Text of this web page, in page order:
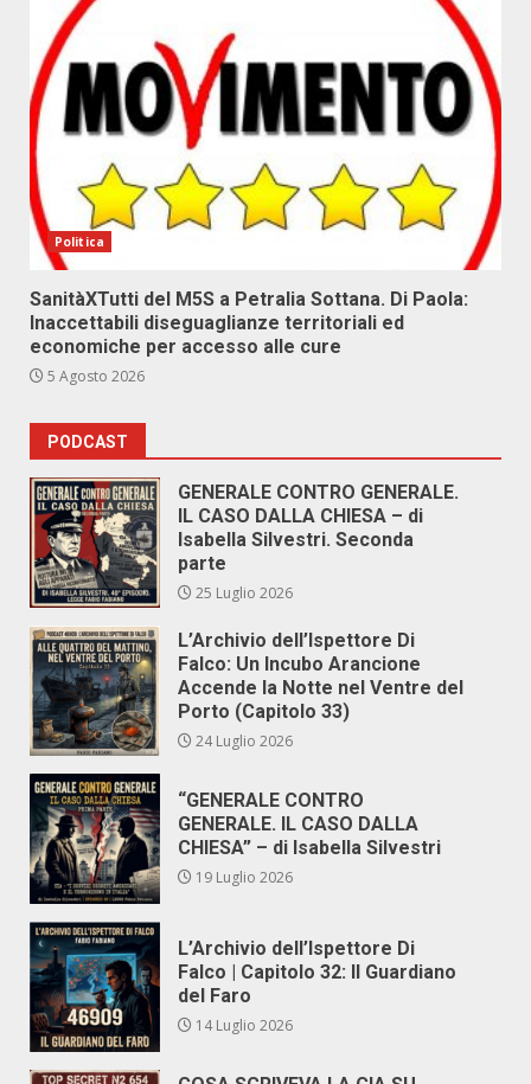
Politica
SanitàXTutti del M5S a Petralia Sottana. Di Paola:
Inaccettabili diseguaglianze territoriali ed
economiche per accesso alle cure
5 Agosto 2026
PODCAST
GENERALE CONTRO GENERALE.
IL CASO DALLA CHIESA – di
Isabella Silvestri. Seconda
parte
25 Luglio 2026
L’Archivio dell’Ispettore Di
Falco: Un Incubo Arancione
Accende la Notte nel Ventre del
Porto (Capitolo 33)
24 Luglio 2026
“GENERALE CONTRO
GENERALE. IL CASO DALLA
CHIESA” – di Isabella Silvestri
19 Luglio 2026
L’Archivio dell’Ispettore Di
Falco | Capitolo 32: Il Guardiano
del Faro
14 Luglio 2026